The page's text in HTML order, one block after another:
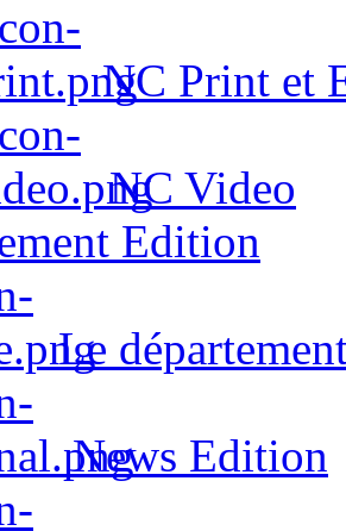
NC Print et
NC Video
Edition
Le
News Edition